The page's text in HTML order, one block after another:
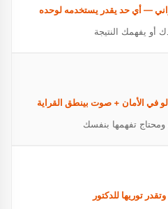
— أي حد يقدر يستخدمه لوحده
أو يفهمك النتيجة
في الأمان + صوت بينطق القراية
تفهمها بنفسك
توريها للدكتور